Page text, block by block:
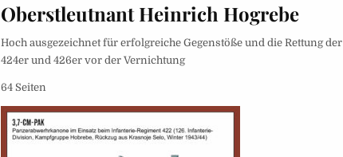
Oberstleutnant Heinrich Hogrebe
Hoch ausgezeichnet für erfolgreiche Gegenstöße und die Rettung der
424er und 426er vor der Vernichtung
64 Seiten